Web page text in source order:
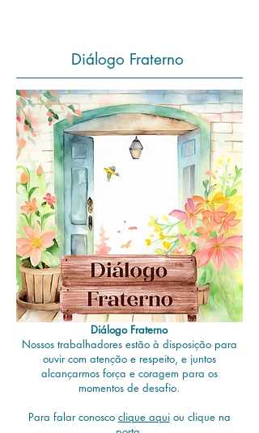
Diálogo Fraterno
Diálogo Fraterno
Nossos trabalhadores estão à disposição para
ouvir com atenção e respeito, e juntos
alcançarmos força e coragem para os
momentos de desafio.
Para falar conosco clique aquiou clique na